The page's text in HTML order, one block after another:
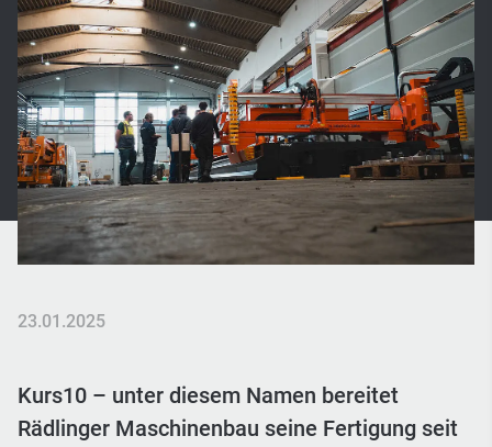
23.01.2025
Kurs10 – unter diesem Namen bereitet
Rädlinger Maschinenbau seine Fertigung seit